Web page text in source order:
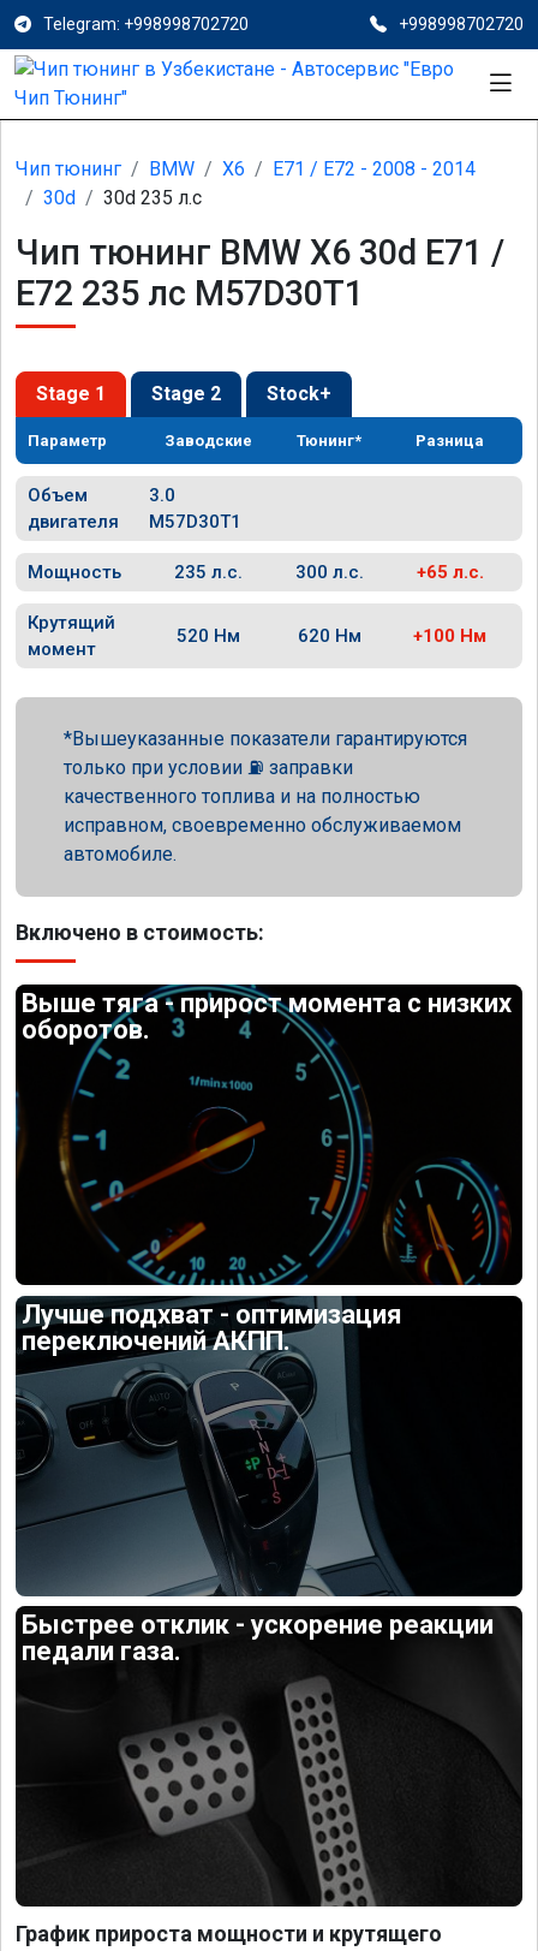
Telegram: +998998702720 +998998702720
Чип тюнинг BMW X6
E71 / E72 - 2008 - 2014
30d
30d 235 л.с
Чип тюнинг BMW X6 30d E71 /
E72 235 лс M57D30T1
Stage 1 Stage 2 Stock+
Параметр Заводские Тюнинг* Разница
Объем
двигателя
3.0
M57D30T1
Мощность 235 л.с. 300 л.с. +65 л.с.
Крутящий
момент
520 Нм 620 Нм +100 Нм
Вышеуказанные показатели гарантируются
только при условии ⛽ заправки
качественного топлива и на полностью
исправном, своевременно обслуживаемом
автомобиле.
Включено в стоимость:
Выше тяга - прирост момента с низких
оборотов.
Лучше подхват - оптимизация
переключений АКПП.
Быстрее отклик - ускорение реакции
педали газа.
График прироста мощности и крутящего